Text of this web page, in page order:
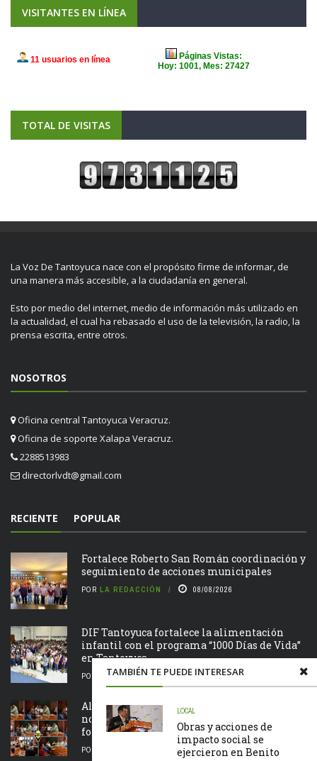
TAMBIÉN TE PUEDE INTERESAR
LOCAL
Obras y acciones de
impacto social se
ejercieron en Benito
VISITANTES EN LÍNEA
TOTAL DE VISITAS
La Voz De Tantoyuca nace con el propósito firme de informar, de
una manera más accesible, a la ciudadanía en general.
Esto por medio del internet, medio de información más utilizado en
la actualidad, el cual ha rebasado el uso de la televisión, la radio, la
prensa escrita, entre otros.
NOSOTROS
Oficina central Tantoyuca Veracruz.
Oficina de soporte Xalapa Veracruz.
2288513983
directorlvdt@gmail.com
RECIENTE POPULAR
Fortalece Roberto San Román coordinación y
seguimiento de acciones municipales
POR LA REDACCIÓN 08/08/2026
DIF Tantoyuca fortalece la alimentación
infantil con el programa “1000 Días de Vida”
en Tantoyuca
POR LA REDACCIÓN 08/08/2026
Alcalde Edvino Hernández entrega
nombramientos a jefes de manzana para
fortalecer la representación ciudadana
POR 08/08/2026